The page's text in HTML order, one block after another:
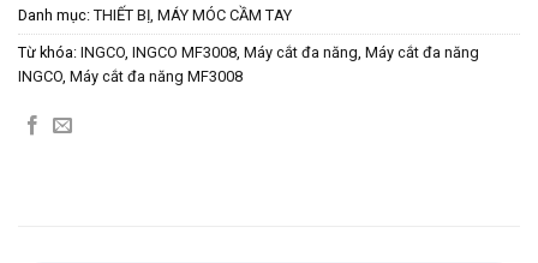
Danh mục: THIẾT BỊ, MÁY MÓC CẦM TAY
Từ khóa: INGCO INGCO MF3008 Máy cắt đa năng Máy cắt đa năng
INGCO Máy cắt đa năng MF3008